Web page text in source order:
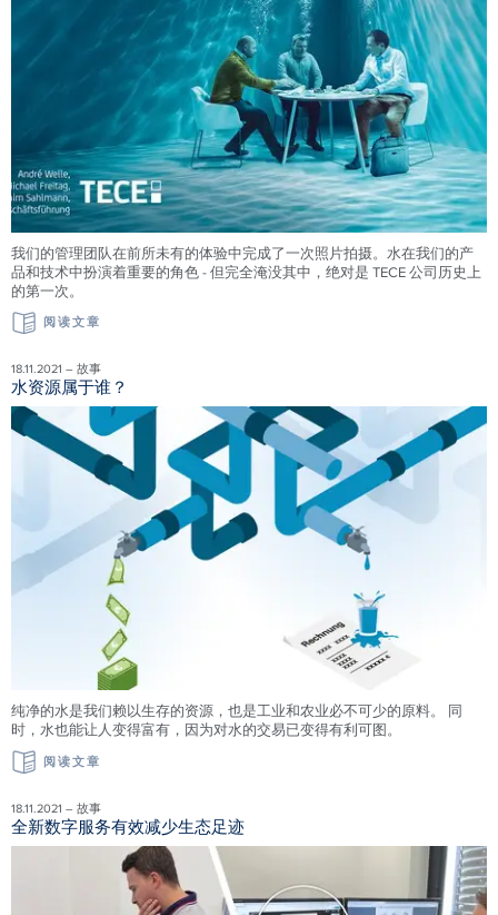
我们的管理团队在前所未有的体验中完成了一次照片拍摄。水在我们的产
品和技术中扮演着重要的角色 - 但完全淹没其中，绝对是 TECE 公司历史上
的第一次。
阅读文章
18.11.2021 – 故事
水资源属于谁？
纯净的水是我们赖以生存的资源，也是工业和农业必不可少的原料。 同
时，水也能让人变得富有，因为对水的交易已变得有利可图。
阅读文章
18.11.2021 – 故事
全新数字服务有效减少生态足迹